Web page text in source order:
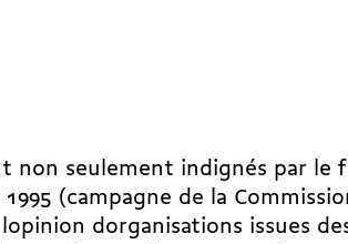
non seulement indignés par le
(campagne de la
dorganisations issues